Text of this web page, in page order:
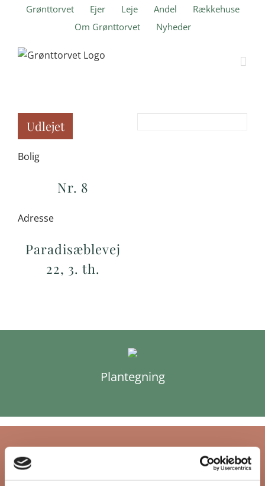
Grønttorvet Ejer Leje Andel
Rækkehuse
Om Grønttorvet
Nyheder
Udlejet
Bolig
Nr. 8
Adresse
Paradisæblevej
22, 3. th.
Plantegning